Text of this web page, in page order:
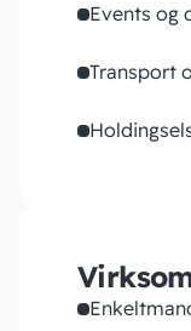
Events og
Transport